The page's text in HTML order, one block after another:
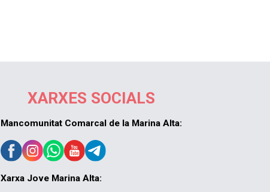
XARXES SOCIALS
Mancomunitat Comarcal de la Marina Alta:
Xarxa Jove Marina Alta: